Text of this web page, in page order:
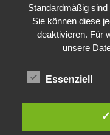
Standardmäßig
Sie können diese
deaktivieren. Für
unsere
Essenziell